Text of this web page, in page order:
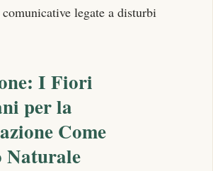
legate a disturbi
I Fiori
per la
Come
Naturale